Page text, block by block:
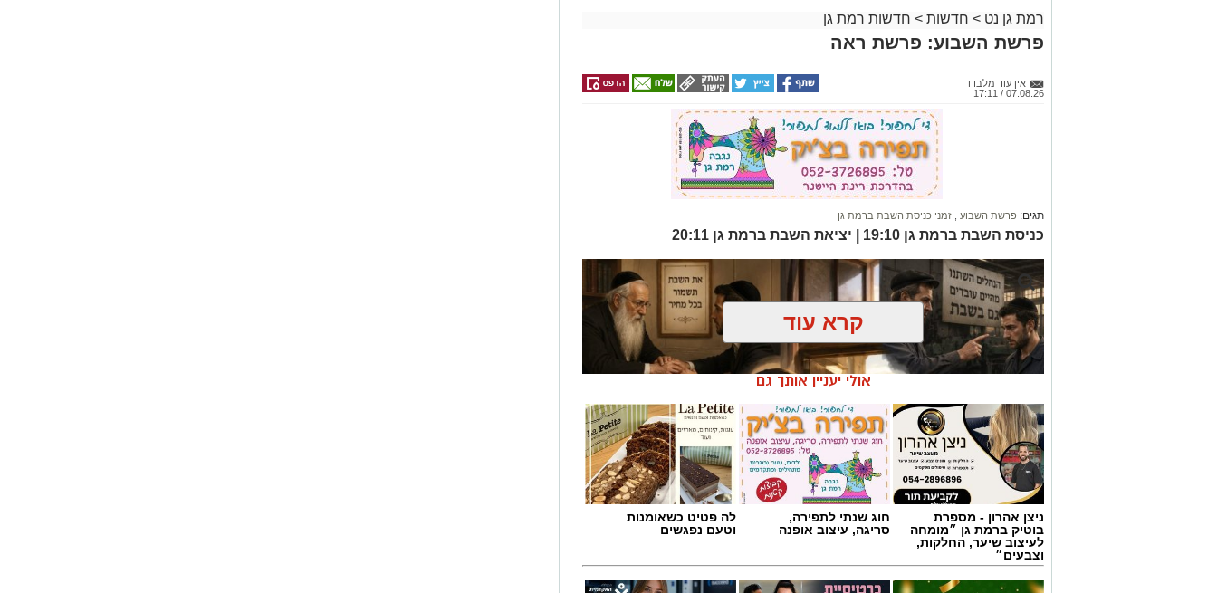
רמת גן נט > חדשות > חדשות רמת גן
פרשת השבוע: פרשת ראה
אין עוד מלבדו
07.08.26 / 17:11
תגים: פרשת השבוע זמני כניסת השבת ברמת גן
כניסת השבת ברמת גן 19:10 | יציאת השבת ברמת גן 20:11
קרא עוד
אולי יעניין אותך גם
ניצן אהרון - מספרת
בוטיק ברמת גן ״מומחה
לעיצוב שיער, החלקות,
וצבעים״
חוג שנתי לתפירה,
סריגה, עיצוב אופנה
לה פטיט כשאומנות
וטעם נפגשים